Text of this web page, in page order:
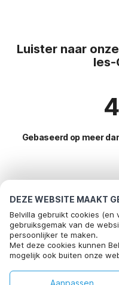
DEZE WEBSITE MAAKT
Belvilla gebruikt cookies (en
gebruiksgemak van de
persoonlijker te maken.
Met deze cookies kunnen
mogelijk ook buiten onze
social media.
Aanpassen
Luister naar
les-
Gebaseerd op meer
vakantie
Top steden met top
Vakantie appartementen
Kindvriendelijke
Populaire voorzieningen
corbieres
Kindvriendelijke vakantiehuizen